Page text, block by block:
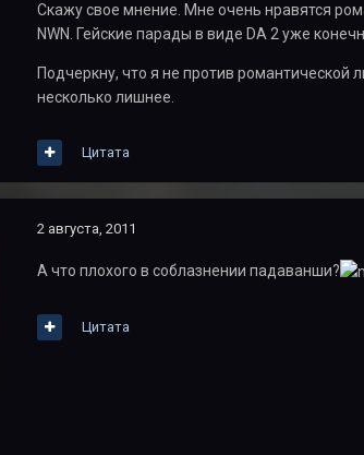
Скажу свое мнение. Мне очень нравятся
NWN. Гейские парады в виде DA 2 уже
Подчеркну, что я не против романтической
несколько лишнее.
Цитата
2 августа, 2011
А что плохого в соблазнении падаванши?
Цитата